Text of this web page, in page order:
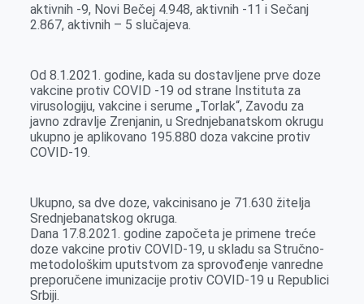
aktivnih -9, Novi Bečej 4.948, aktivnih -11 i Sečanj
2.867, aktivnih – 5 slučajeva.
Od 8.1.2021. godine, kada su dostavljene prve doze
vakcine protiv COVID -19 od strane Instituta za
virusologiju, vakcine i serume „Torlak“, Zavodu za
javno zdravlje Zrenjanin, u Srednjebanatskom okrugu
ukupno je aplikovano 195.880 doza vakcine protiv
COVID-19.
Ukupno, sa dve doze, vakcinisano je 71.630 žitelja
Srednjebanatskog okruga.
Dana 17.8.2021. godine započeta je primene treće
doze vakcine protiv COVID-19, u skladu sa Stručno-
metodološkim uputstvom za sprovođenje vanredne
preporučene imunizacije protiv COVID-19 u Republici
Srbiji.